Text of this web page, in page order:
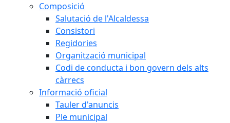
Composició
Salutació de l'Alcaldessa
Consistori
Regidories
Organització municipal
Codi de conducta i bon govern dels alts
càrrecs
Informació oficial
Tauler d'anuncis
Ple municipal